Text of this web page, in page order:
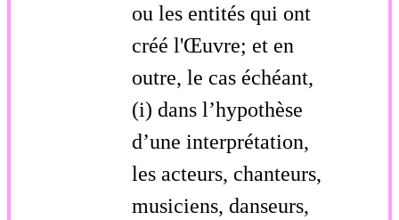
ou les entités qui ont
créé l'Œuvre; et en
outre, le cas échéant,
(i) dans l’hypothèse
d’une interprétation,
les acteurs, chanteurs,
musiciens, danseurs,